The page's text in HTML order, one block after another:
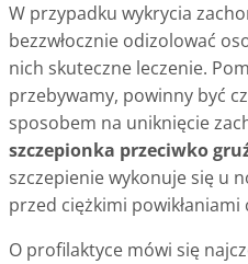
W przypadku wykrycia
bezzwłocznie odizolować
nich skuteczne leczenie.
przebywamy, powinny być
sposobem na uniknięcie
szczepionka przeciwko
szczepienie wykonuje się u
przed ciężkimi powikłaniami
O profilaktyce mówi się